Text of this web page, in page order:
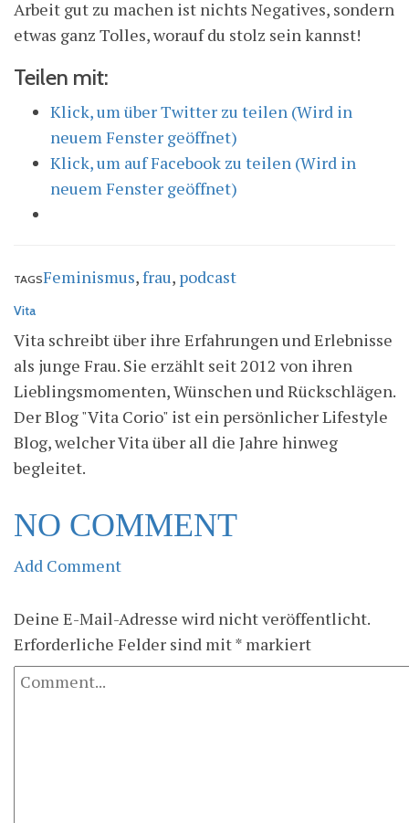
Arbeit gut zu machen ist nichts Negatives, sondern
etwas ganz Tolles, worauf du stolz sein kannst!
Teilen mit:
Klick, um über Twitter zu teilen (Wird in
neuem Fenster geöffnet)
Klick, um auf Facebook zu teilen (Wird in
neuem Fenster geöffnet)
TAGSFeminismus,frau, podcast
Vita
Vita schreibt über ihre Erfahrungen und Erlebnisse
als junge Frau. Sie erzählt seit 2012 von ihren
Lieblingsmomenten, Wünschen und Rückschlägen.
Der Blog "Vita Corio" ist ein persönlicher Lifestyle
Blog, welcher Vita über all die Jahre hinweg
begleitet.
NO COMMENT
Add Comment
Deine E-Mail-Adresse wird nicht veröffentlicht.
Erforderliche Felder sind mit* markiert